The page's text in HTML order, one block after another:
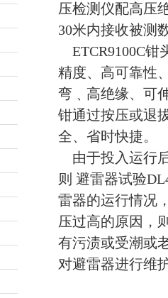
压检测仪配高压
30米内接收被测
ETCR9100C钳
精度、高可靠性
弯﹑高绝缘、可
钳通过按压或退
全、省时快捷。
由于投入运行
则 避雷器试验
雷器的运行情况
压过高的原因，
有污渍或受潮或
对避雷器进行维